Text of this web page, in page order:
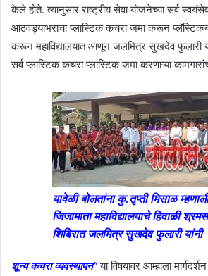
केले होते. त्यानुसार राष्ट्रीय सेवा योजनेच्या सर्व
आठवड्याभराचा प्लास्टिक कचरा जमा करून
करून महाविद्यालयात आणून जलमित्र सुखदेव फुलारी
सर्व प्लास्टिक कचरा प्लास्टिक जमा करणाऱ्या
यावेळी बोलतांना कु.तृप्ती मिसाळ
जिजामाता महाविद्यालयाचे हिवाळी
शिबिरात जलमित्र सुखदेव फुलारी यांनी
शून्य कचरा व्यवस्थापन” या विषयावर आम्हाला